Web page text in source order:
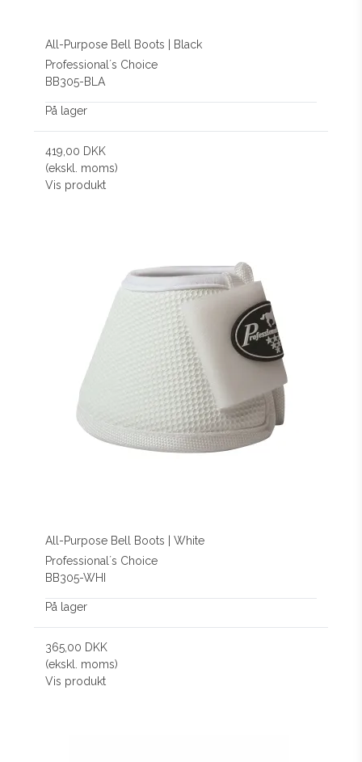
All-Purpose Bell Boots | Black
Professional´s Choice
BB305-BLA
På lager
419,00 DKK
(ekskl. moms)
Vis produkt
All-Purpose Bell Boots | White
Professional´s Choice
BB305-WHI
På lager
365,00 DKK
(ekskl. moms)
Vis produkt